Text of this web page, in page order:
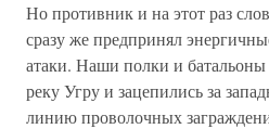
Но противник и на этот раз
сразу же предпринял
атаки. Наши полки и
реку Угру и зацепились за
линию проволочных